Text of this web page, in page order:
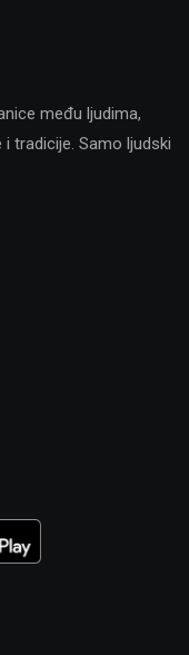
među ljudima,
tradicije. Samo ljudski